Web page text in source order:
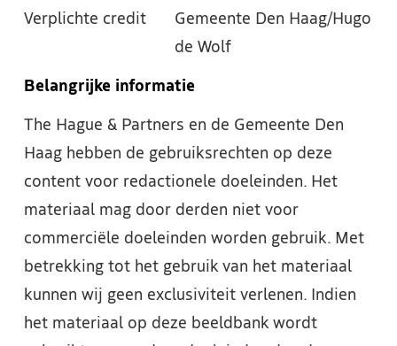
Verplichte credit
Gemeente Den Haag/Hugo
de Wolf
Belangrijke informatie
The Hague & Partners en de Gemeente Den
Haag hebben de gebruiksrechten op deze
content voor redactionele doeleinden. Het
materiaal mag door derden niet voor
commerciële doeleinden worden gebruik. Met
betrekking tot het gebruik van het materiaal
kunnen wij geen exclusiviteit verlenen. Indien
het materiaal op deze beeldbank wordt